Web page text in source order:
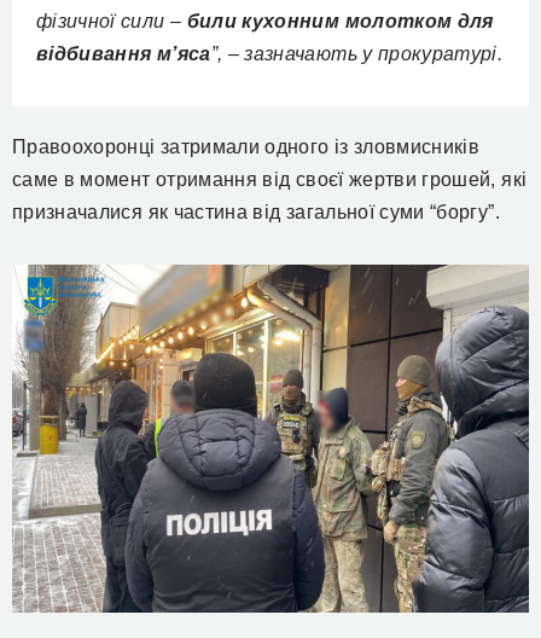
фізичної сили – били кухонним молотком для
відбивання м’яса”, – зазначають у прокуратурі.
Правоохоронці затримали одного із зловмисників
саме в момент отримання від своєї жертви грошей, які
призначалися як частина від загальної суми “боргу”.